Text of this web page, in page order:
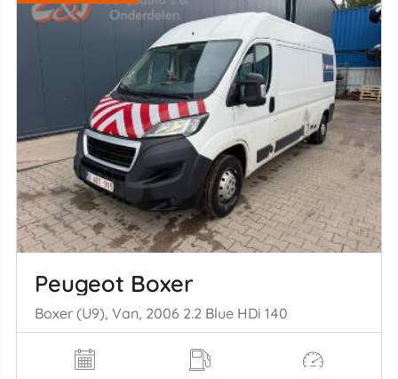
Peugeot Boxer
Boxer (U9), Van, 2006 2.2 Blue HDi 140